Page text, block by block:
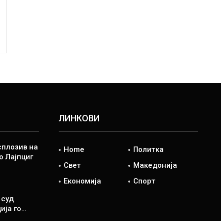
на
Лајпциг
го…
ЛИНКОВИ
Home
Политка
Свет
Македонија
Економија
Спорт